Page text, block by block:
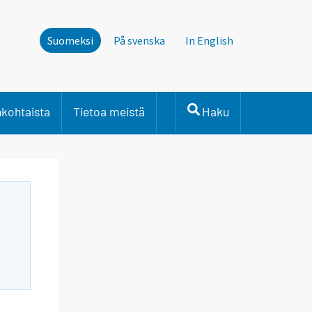
Suomeksi På svenska In English
Tietoa meistä Haku